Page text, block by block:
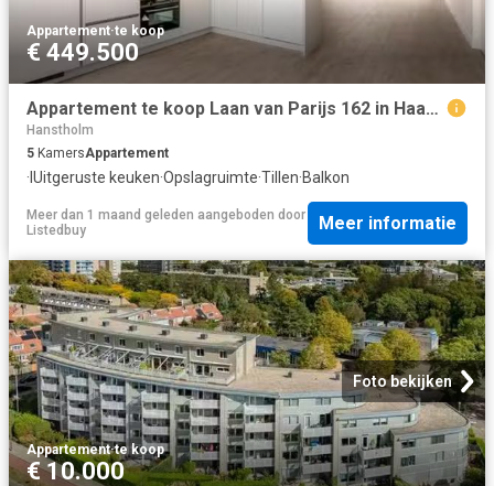
Appartement·te koop
€ 449.500
Appartement te koop Laan van Parijs 162 in Haarlem voor € 449.
Hanstholm
5 KamersAppartement
· IUitgeruste keuken·Opslagruimte·Tillen·Balkon
Meer dan 1 maand geleden aangeboden door
Listedbuy
Meer informatie
Foto bekijken
Appartement·te koop
€ 10.000